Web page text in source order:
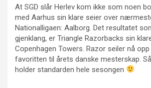
At SGD slår Herlev kom ikke som noen
med Aarhus sin klare seier over
Nationalligaen: Aalborg. Det resultatet
gjenklang, er Triangle Razorbacks sin
Copenhagen Towers. Razor seiler nå
favoritten til årets danske mesterskap.
holder standarden hele sesongen